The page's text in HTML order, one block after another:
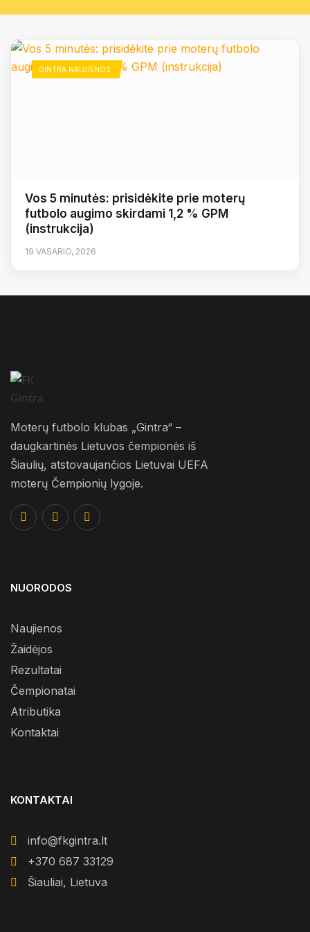
GINTRA NAUJIENOS
Vos 5 minutės: prisidėkite prie moterų
futbolo augimo skirdami 1,2 % GPM
(instrukcija)
19 VASARIO, 2026
Moterų futbolo klubas „Gintra“ –
daugkartinės Lietuvos čempionės iš
Šiaulių, atstovaujančios Lietuvai UEFA
moterų Čempionių lygoje.
NUORODOS
Naujienos
Žaidėjos
Rezultatai
Čempionatai
Atributika
Kontaktai
KONTAKTAI
info@fkgintra.lt
+370 687 33129
Šiauliai, Lietuva